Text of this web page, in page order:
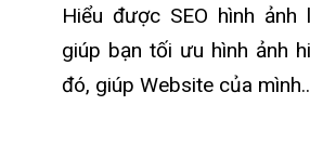
Hiểu được SEO hình
giúp bạn tối ưu hình ảnh
đó, giúp Website của